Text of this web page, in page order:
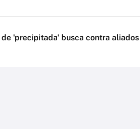
de 'precipitada' busca contra aliados